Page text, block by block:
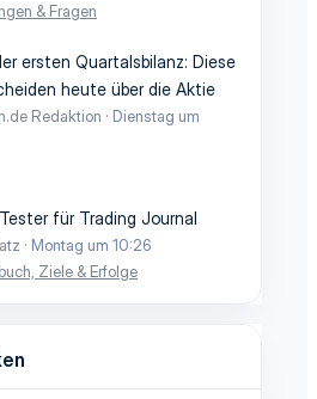
& Fragen
ersten Quartalsbilanz: Diese
heute über die Aktie
Redaktion
Dienstag um
für Trading Journal
Montag um 10:26
Ziele & Erfolge